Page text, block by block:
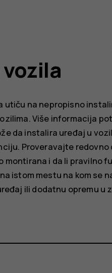
utiču na nepropisno
Više informacija
da instalira uređaj u
Proveravajte
montirana i da li pravilno
istom mestu na kom se
ili dodatnu opremu u